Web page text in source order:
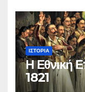
ΙΣΤΟΡΊΑ
Η Εθνική
1821